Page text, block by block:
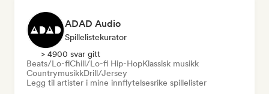
ADAD Audio
Spillelistekurator
> 4900 svar gitt
Beats/Lo-fiChill/Lo-fi Hip-HopKlassisk musikk
CountrymusikkDrill/Jersey
Legg til artister i mine innflytelsesrike spillelister